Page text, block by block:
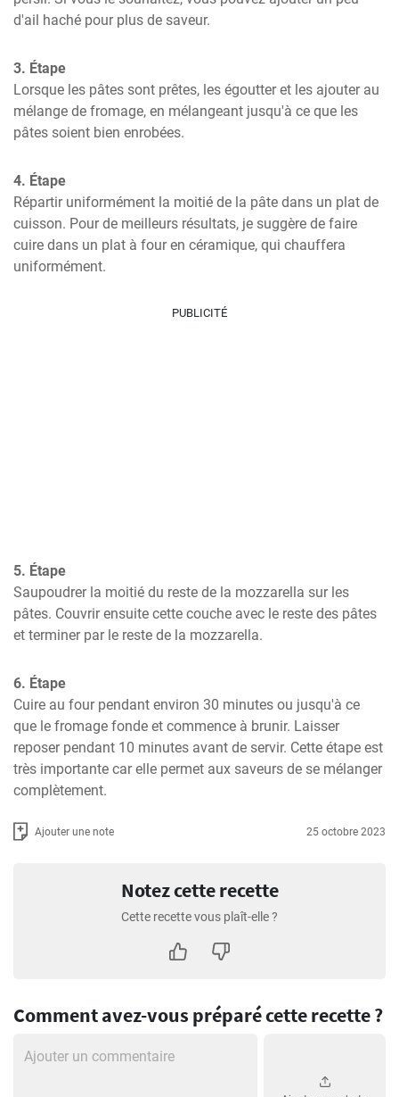
d'ail haché pour plus de saveur.
3. Étape
Lorsque les pâtes sont prêtes, les égoutter et les ajouter au
mélange de fromage, en mélangeant jusqu'à ce que les
pâtes soient bien enrobées.
4. Étape
Répartir uniformément la moitié de la pâte dans un plat de
cuisson. Pour de meilleurs résultats, je suggère de faire
cuire dans un plat à four en céramique, qui chauffera
uniformément.
PUBLICITÉ
5. Étape
Saupoudrer la moitié du reste de la mozzarella sur les
pâtes. Couvrir ensuite cette couche avec le reste des pâtes
et terminer par le reste de la mozzarella.
6. Étape
Cuire au four pendant environ 30 minutes ou jusqu'à ce
que le fromage fonde et commence à brunir. Laisser
reposer pendant 10 minutes avant de servir. Cette étape est
très importante car elle permet aux saveurs de se mélanger
complètement.
Ajouter une note 25 octobre 2023
Notez cette recette
Cette recette vous plaît-elle ?
Comment avez-vous préparé cette recette ?